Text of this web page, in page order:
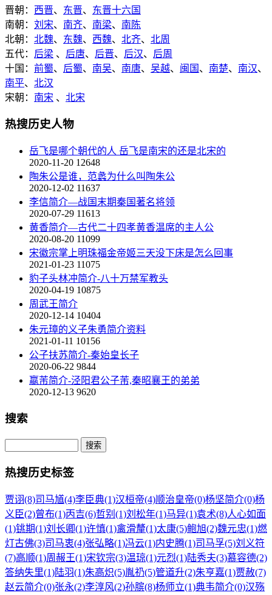
晋朝： 西晋、 东晋、 东晋十六国
南朝： 刘宋、 南齐、 南梁、 南陈
北朝： 北魏、 东魏、 西魏、 北齐、 北周
五代： 后梁 、 后唐、 后晋、 后汉、 后周
十国： 前蜀、 后蜀、 南吴、 南唐、 吴越、 闽国 、 南楚、 南汉、
南平、 北汉
宋朝： 南宋 、 北宋
热搜历史人物
岳飞是哪个朝代的人 岳飞是南宋的还是北宋的
2020-11-20 12648
陶朱公是谁，范蠡为什么叫陶朱公
2020-12-02 11637
李信简介—战国末期秦国著名将领
2020-07-29 11613
黄香简介—古代二十四孝黄香温席的主人公
2020-08-20 11099
宋徽宗掌上明珠福金帝姬三天没下床是怎么回事
2021-01-23 11075
豹子头林冲简介-八十万禁军教头
2020-04-19 10875
周武王简介
2020-12-14 10404
朱元璋的义子朱勇简介资料
2021-01-11 10156
公子扶苏简介-秦始皇长子
2020-06-22 9844
嬴芾简介-泾阳君公子芾,秦昭襄王的弟弟
2020-12-13 9620
搜索
热搜历史标签
贾诩(8)司马馗(4)李臣典(1)汉桓帝(4)顺治皇帝(0)杨坚简介(0)杨
义臣(2)曾布(1)丙吉(6)哲别(1)刘松年(1)马异(1)袁术(8)人心如面
(1)铫期(1)刘长卿(1)许慎(1)禽滑釐(1)太康(5)鲍旭(2)魏元忠(1)燃
灯古佛(3)司马衷(4)张弘略(1)冯云(1)内史腾(1)司马孚(5)刘义符
(7)高顺(1)周赧王(1)宋钦宗(3)温琼(1)元烈(1)陆秀夫(3)慕容德(2)
答纳失里(1)陆羽(1)朱高炽(5)胤礽(5)管道升(2)朱亨嘉(1)贾赦(7)
赵云简介(0)张永(2)李淳风(2)孙膑(8)杨师立(1)典韦简介(0)汉殇